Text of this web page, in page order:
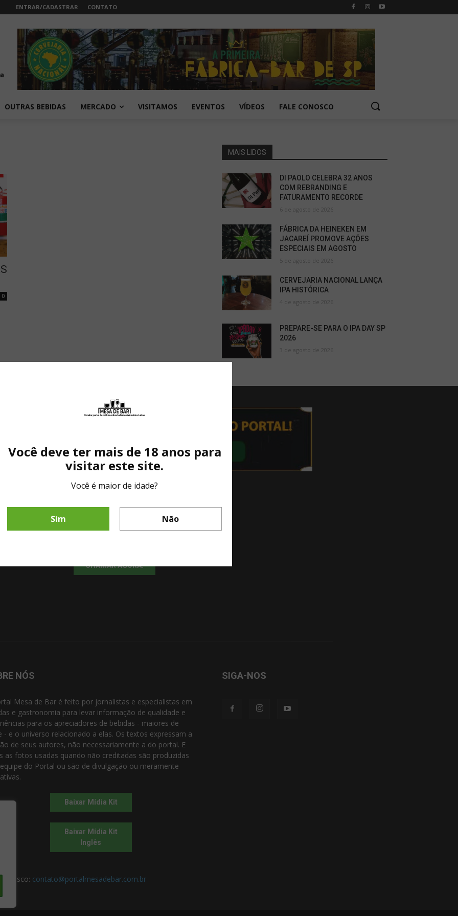
ENTRAR/CADASTRAR CONTATO
OUTRAS BEBIDAS MERCADO VISITAMOS EVENTOS VÍDEOS FALE CONOSCO
0
MAIS LIDOS
DI PAOLO CELEBRA 32 ANOS
COM REBRANDING E
FATURAMENTO RECORDE
6 de agosto de 2026
FÁBRICA DA HEINEKEN EM
JACAREÍ PROMOVE AÇÕES
ESPECIAIS EM AGOSTO
5 de agosto de 2026
CERVEJARIA NACIONAL LANÇA
IPA HISTÓRICA
4 de agosto de 2026
PREPARE-SE PARA O IPA DAY SP
2026
3 de agosto de 2026
Fale diretamente com nosso representante comercial por whatsapp.
CHAMAR AGORA!
Você deve ter mais de 18 anos para
visitar este site.
Você é maior de idade?
Sim Não
NÓS
Mesa de Bar é feito por jornalistas e especialistas em
e gastronomia para levar informação de qualidade e
para os apreciadores de bebidas - maiores de
- e o universo relacionado a elas. Os textos expressam a
de seus autores, não necessariamente a do portal. E
as fotos usadas quando não creditadas são produzidas
do Portal ou são de divulgação ou meramente
Baixar Mídia Kit
Baixar Mídia Kit
Inglês
contato@portalmesadebar.com.br
SIGA-NOS